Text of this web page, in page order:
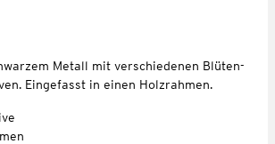
Metall mit verschiedenen Blüten-
Eingefasst in einen Holzrahmen.